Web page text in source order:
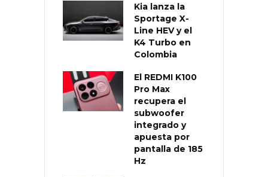
Kia lanza la
Sportage X-
Line HEV y el
K4 Turbo en
Colombia
El REDMI K100
Pro Max
recupera el
subwoofer
integrado y
apuesta por
pantalla de 185
Hz